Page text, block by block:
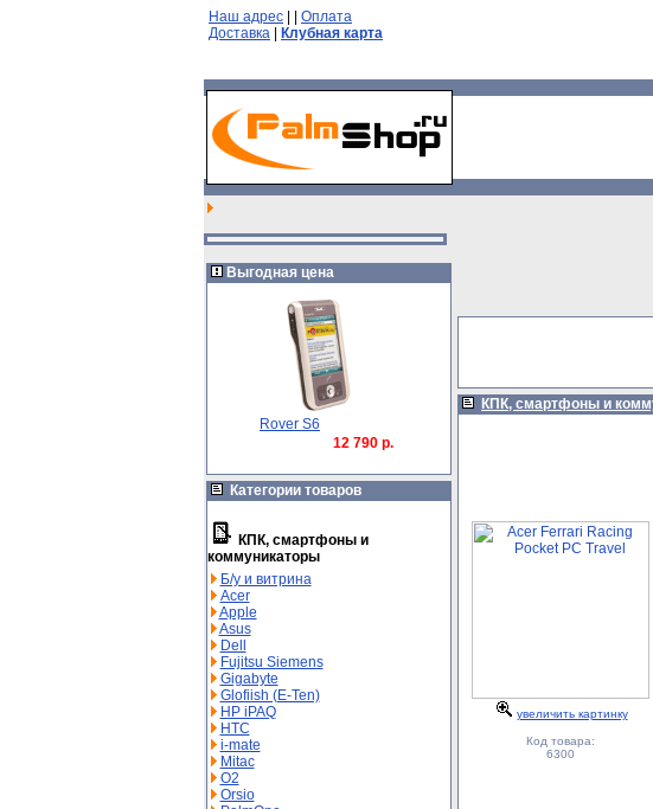
Наш адрес
Оплата
Доставка
Клубная карта
Выгодная цена
Rover S6
12 790 р.
Категории товаров
КПК, смартфоны и
коммуникаторы
Б/у и витрина
Acer
Apple
Asus
Dell
Fujitsu Siemens
Gigabyte
Glofiish (E-Ten)
HP iPAQ
HTC
i-mate
Mitac
O2
Orsio
КПК, смартфоны и
увеличить картинку
Код товара:
6300